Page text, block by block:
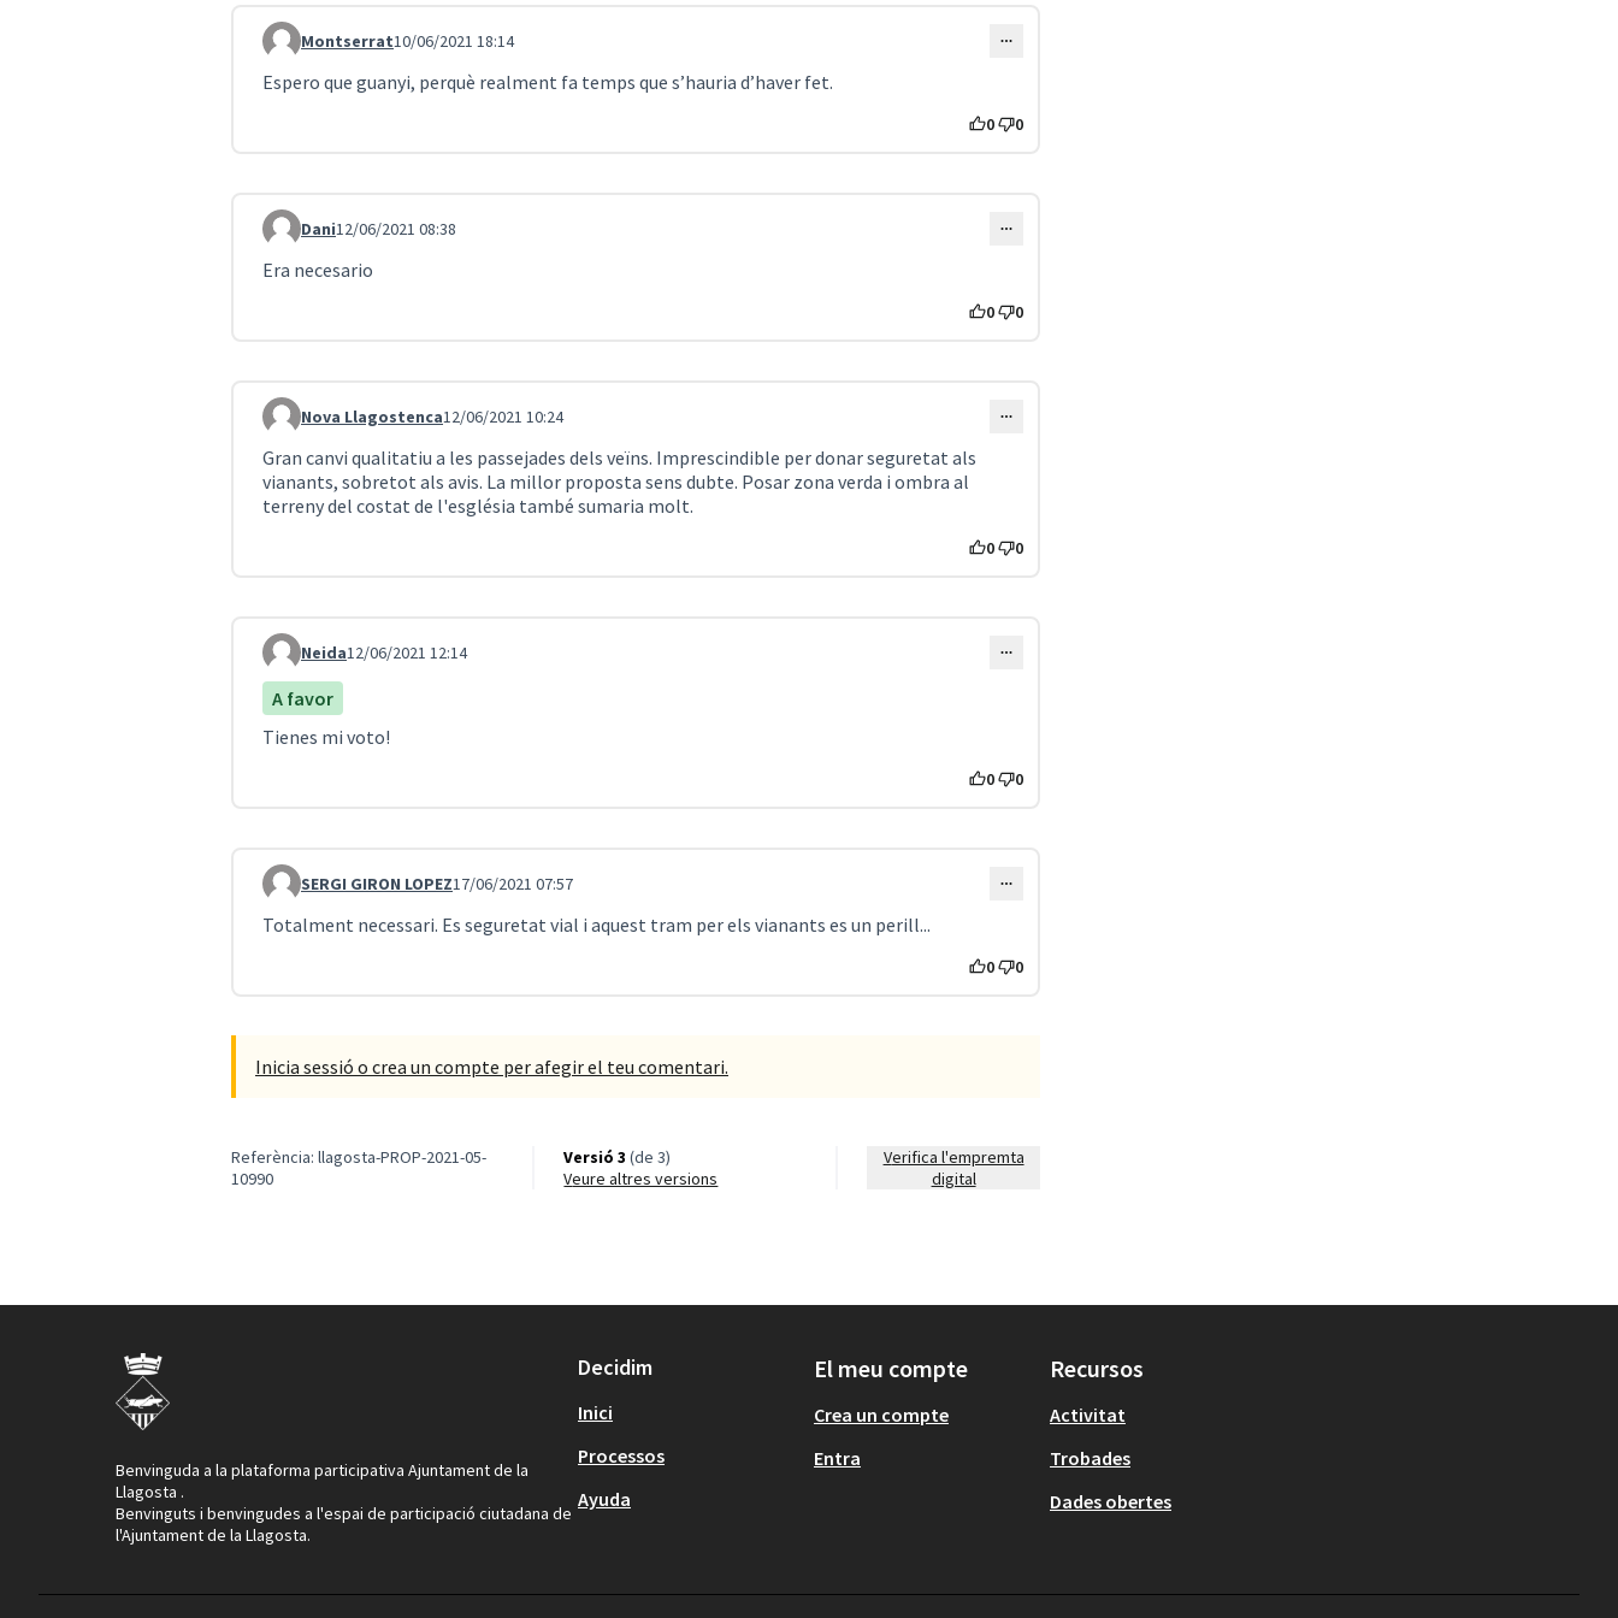
Comentari 2037
Montserrat10/06/2021 18:14
Espero que guanyi, perquè realment fa temps que s’hauria d’haver fet.
0 0
Comentari 2040
Dani12/06/2021 08:38
Era necesario
0 0
Comentari 2041
Nova Llagostenca12/06/2021 10:24
Gran canvi qualitatiu a les passejades dels veïns. Imprescindible per donar seguretat als
vianants, sobretot als avis. La millor proposta sens dubte. Posar zona verda i ombra al
terreny del costat de l'església també sumaria molt.
0 0
Comentari 2042
Neida12/06/2021 12:14
A favor
Tienes mi voto!
0 0
Comentari 2055
SERGI GIRON LOPEZ17/06/2021 07:57
Totalment necessari. Es seguretat vial i aquest tram per els vianants es un perill...
0 0
Inicia sessió o crea un compte per afegir el teu comentari.
Referència: llagosta-PROP-2021-05-
10990
Versió 3 (de 3)
veure altres versions
Verifica l'empremta
digital
Benvinguda a la plataforma participativa Ajuntament de la
Llagosta .
Benvinguts i benvingudes a l'espai de participació ciutadana de
l'Ajuntament de la Llagosta.
Decidim
Inici
Processos
Ayuda
El meu compte
Crea un compte
Entra
Recursos
Activitat
Trobades
Dades obertes